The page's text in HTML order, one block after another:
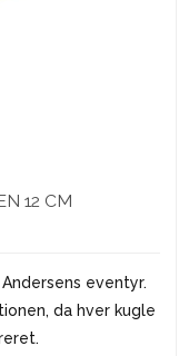
12 CM
eventyr.
da hver kugle